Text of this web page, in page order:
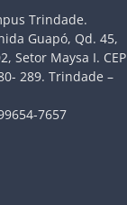
Trindade.
Guapó, Qd. 45,
Setor Maysa I. CEP
289. Trindade –
7657